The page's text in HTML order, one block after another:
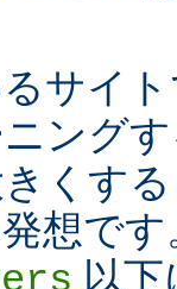
サイ
ング
くす
想です
以